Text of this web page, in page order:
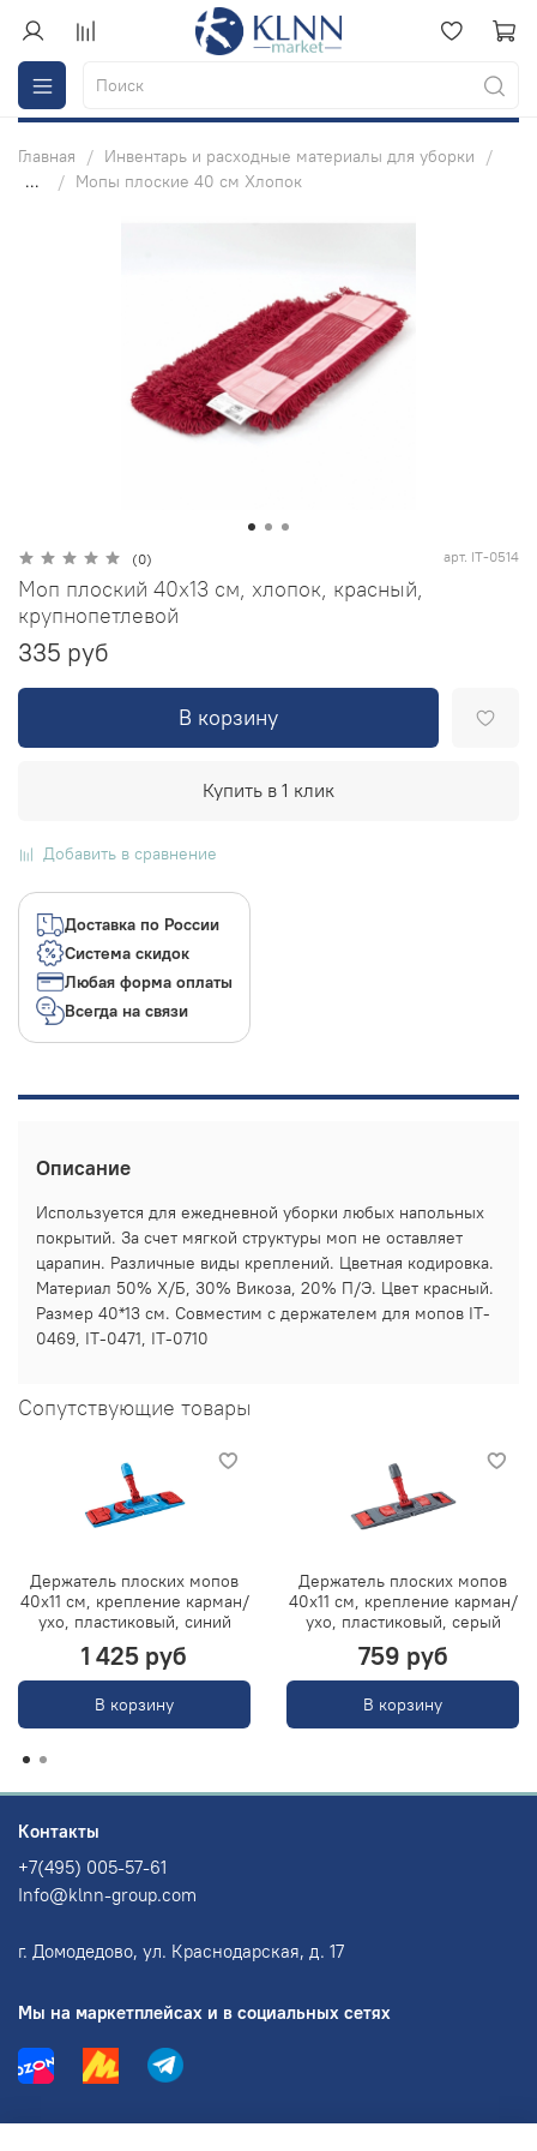
Главная
Инвентарь и расходные материалы для уборки
...
Мопы плоские 40 см Хлопок
(0) арт. IT-0514
Моп плоский 40х13 см, хлопок, красный,
крупнопетлевой
335 руб
В корзину
Купить в 1 клик
Добавить в сравнение
Доставка по России
Система скидок
Любая форма оплаты
Всегда на связи
Описание
Используется для ежедневной уборки любых напольных
покрытий. За счет мягкой структуры моп не оставляет
царапин. Различные виды креплений. Цветная кодировка.
Материал 50% Х/Б, 30% Викоза, 20% П/Э. Цвет красный.
Размер 40*13 см. Совместим с держателем для мопов IT-
0469, IT-0471, IT-0710
Сопутствующие товары
Держатель плоских мопов
40х11 см, крепление карман/
ухо, пластиковый, синий
1 425 руб
В корзину
Держатель плоских мопов
40х11 см, крепление карман/
ухо, пластиковый, серый
759 руб
В корзину
Контакты
+7(495) 005-57-61
Info@klnn-group.com
г. Домодедово, ул. Краснодарская, д. 17
Мы на маркетплейсах и в социальных сетях